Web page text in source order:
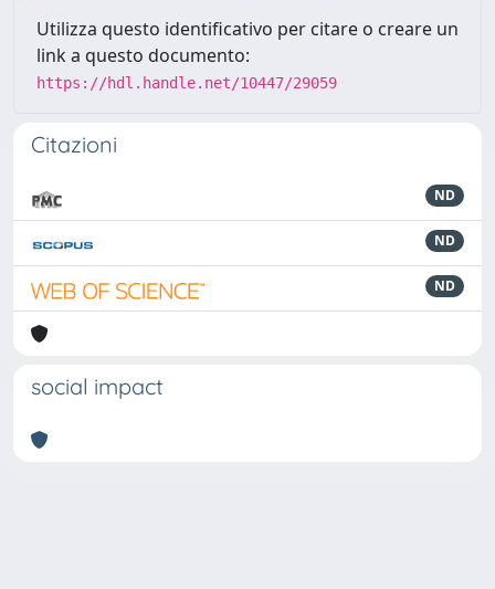
Utilizza questo identificativo per citare o creare un
link a questo documento:
https://hdl.handle.net/10447/29059
Citazioni
ND
ND
ND
social impact